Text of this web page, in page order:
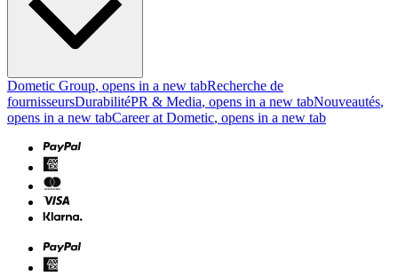
Dometic Group, opens in a new tabRecherche de
fournisseursDurabilitéPR & Media, opens in a new tabNouveautés,
opens in a new tabCareer at Dometic, opens in a new tab